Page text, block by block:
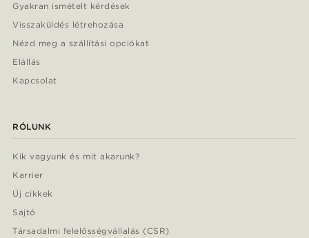
Gyakran ismételt kérdések
Visszaküldés létrehozása
Nézd meg a szállítási opciókat
Elállás
Kapcsolat
RÓLUNK
Kik vagyunk és mit akarunk?
Karrier
Új cikkek
Sajtó
Társadalmi felelősségvállalás (CSR)